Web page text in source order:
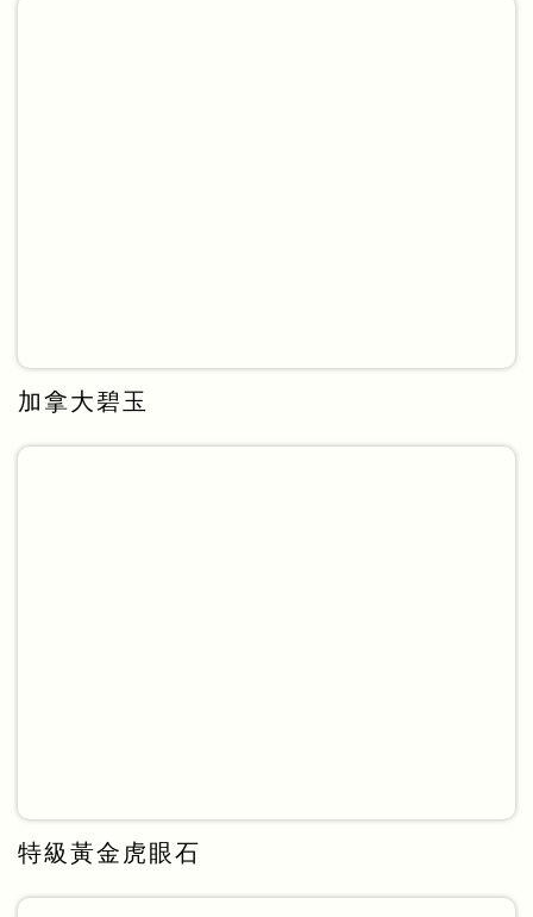
加拿大碧玉
特級黃金虎眼石